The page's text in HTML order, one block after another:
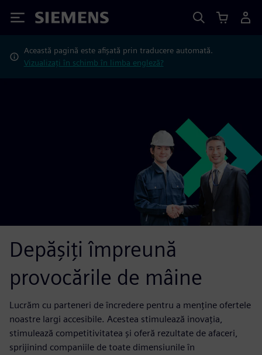
Siemens
Această pagină este afișată prin traducere automată.
Vizualizați în schimb în limba engleză?
Depășiți împreună
provocările de mâine
Lucrăm cu parteneri de încredere pentru a menține ofertele
noastre largi accesibile. Acestea stimulează inovația,
stimulează competitivitatea și oferă rezultate de afaceri,
sprijinind companiile de toate dimensiunile în